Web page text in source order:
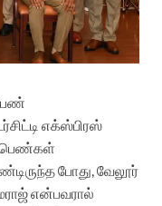
எக்ஸ்பிரஸ்
பெண்கள்
போது, வேலூர்
என்பவரால்